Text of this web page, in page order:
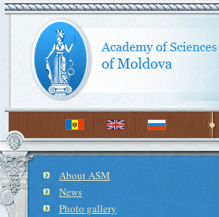
About ASM
News
Photo gallery